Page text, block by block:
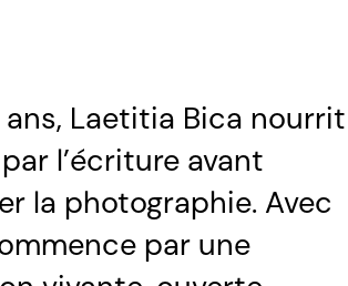
Laetitia Bica nourrit
l’écriture avant
la photographie. Avec
par une